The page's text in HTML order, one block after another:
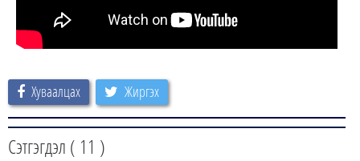
Хуваалцах Жиргэх
Сэтгэгдэл ( 11 )